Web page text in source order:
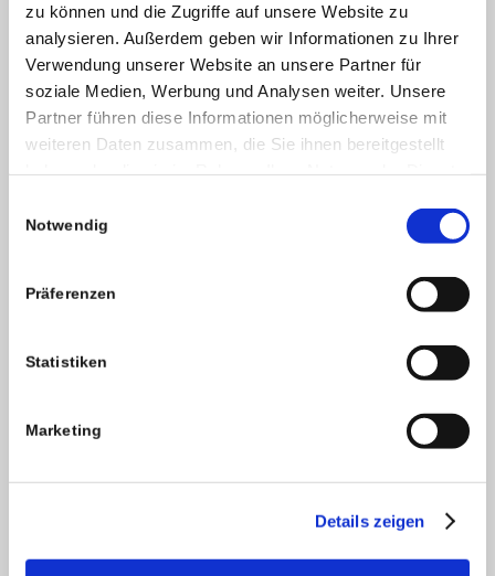
zu können und die Zugriffe auf unsere Website zu
analysieren. Außerdem geben wir Informationen zu Ihrer
Verwendung unserer Website an unsere Partner für
soziale Medien, Werbung und Analysen weiter. Unsere
Partner führen diese Informationen möglicherweise mit
weiteren Daten zusammen, die Sie ihnen bereitgestellt
Notwendig
Präferenzen
Statistiken
Marketing
Details zeigen